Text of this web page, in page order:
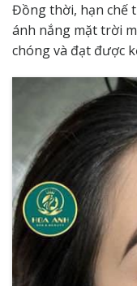
Đồng thời, hạn chế
ánh nắng mặt trời
chóng và đạt được